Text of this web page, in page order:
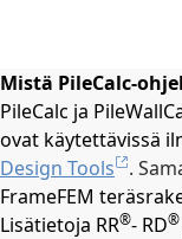
Mistä PileCalc-
PileCalc ja
ovat käytettävissä
Design Tools
.
FrameFEM
Lisätietoja RR®- RD®